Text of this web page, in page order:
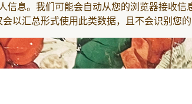
息。我们可能会自动从您的浏览器接收
以汇总形式使用此类数据，且不会识别您的